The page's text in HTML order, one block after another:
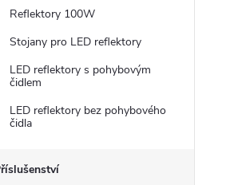
Reflektory 100W
Stojany pro LED reflektory
LED reflektory s pohybovým
čidlem
LED reflektory bez pohybového
čidla